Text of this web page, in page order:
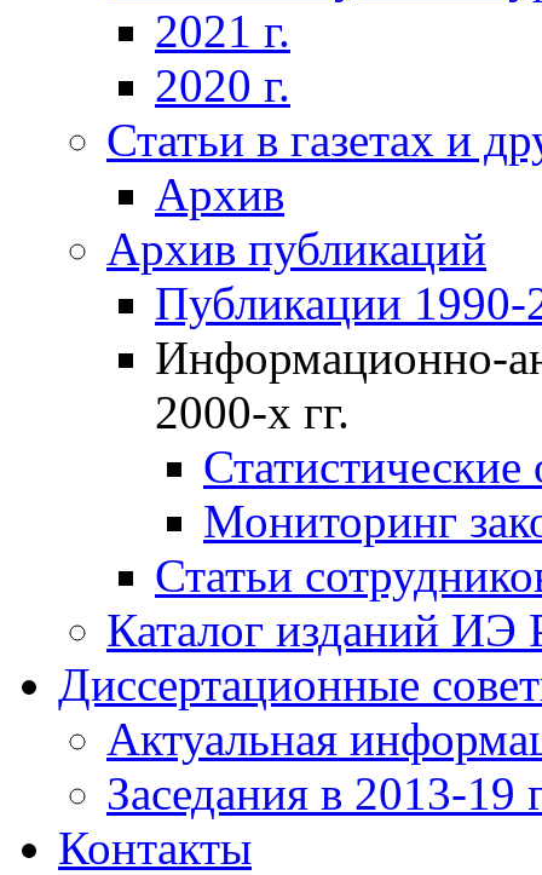
2021 г.
2020 г.
Статьи в газетах и
Архив
Архив публикаций
Публикации 1990-
Информационно-
2000-х гг.
Мониторинг
Статьи
Каталог изданий ИЭ
Диссертационные
Актуальная
Заседания в 2013-19
Контакты